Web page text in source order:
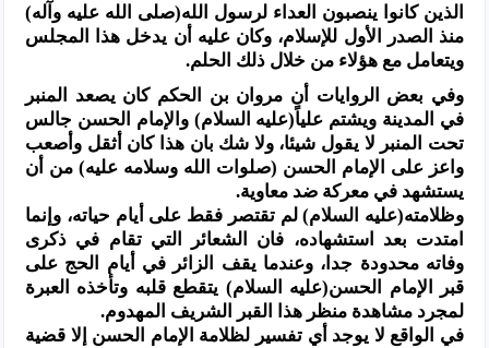
الذين كانوا ينصبون العداء لرسول الله(صلى الله عليه وآله)
منذ الصدر الأول للإسلام، وكان عليه أن يدخل هذا المجلس
ويتعامل مع هؤلاء من خلال ذلك الحلم.
وفي بعض الروايات أن مروان بن الحكم كان يصعد المنبر
في المدينة ويشتم علياً(عليه السلام) والإمام الحسن جالس
تحت المنبر لا يقول شيئا، ولا شك بان هذا كان أثقل وأصعب
واعز على الإمام الحسن (صلوات الله وسلامه عليه) من أن
يستشهد في معركة ضد معاوية.
وظلامته(عليه السلام) لم تقتصر فقط على أيام حياته، وإنما
امتدت بعد استشهاده، فان الشعائر التي تقام في ذكرى
وفاته محدودة جدا، وعندما يقف الزائر في أيام الحج على
قبر الإمام الحسن(عليه السلام) يتقطع قلبه وتأخذه العبرة
لمجرد مشاهدة منظر هذا القبر الشريف المهدوم.
في الواقع لا يوجد أي تفسير لظلامة الإمام الحسن إلا قضية